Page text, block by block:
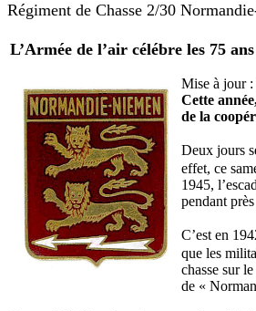
Régiment de Chasse 2/30
L’Armée de l’air célébre les 75
Mise à jour
Cette
de la
Deux jours
effet, ce
1945,
pendant
C’est en
que les
chasse sur
de «